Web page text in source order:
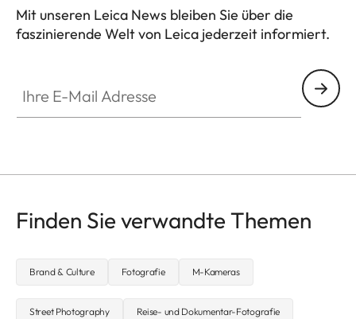
Mit unseren Leica News bleiben Sie über die
faszinierende Welt von Leica jederzeit informiert.
Finden Sie verwandte Themen
Brand & Culture Fotografie M-Kameras
Street Photography Reise- und Dokumentar-Fotografie